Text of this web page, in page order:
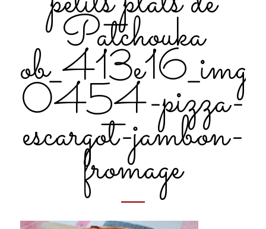
Patchouka
ob_413e16_img-
0454-pizza-
escargot-jambon-
fromage